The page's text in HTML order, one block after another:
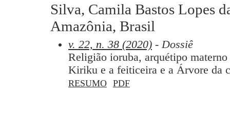
Silva, Camila Bastos Lopes
Amazônia, Brasil
v. 22, n. 38 (2020) - Dossiê
Religião ioruba, arquétipo
Kiriku e a feiticeira e a Árvore da
RESUMO PDF